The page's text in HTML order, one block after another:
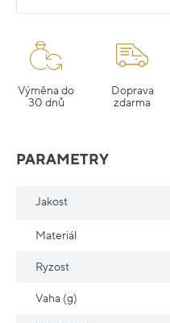
Výměna do
30 dnů
Doprava
zdarma
PARAMETRY
Jakost
Materiál
Ryzost
Vaha (g)